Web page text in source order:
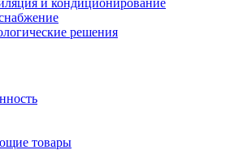
решения
товары